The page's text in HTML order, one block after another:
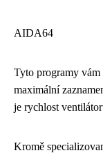
AIDA64
Tyto programy
maximální
je rychlost
Kromě